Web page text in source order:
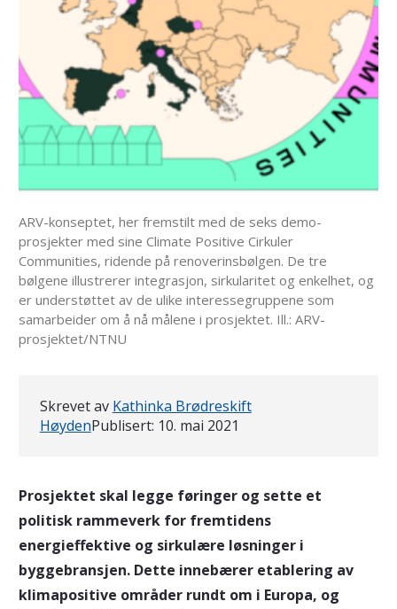
ARV-konseptet, her fremstilt med de seks demo-
prosjekter med sine Climate Positive Cirkuler
Communities, ridende på renoverinsbølgen. De tre
bølgene illustrerer integrasjon, sirkularitet og enkelhet, og
er understøttet av de ulike interessegruppene som
samarbeider om å nå målene i prosjektet. Ill.: ARV-
prosjektet/NTNU
Skrevet av Kathinka Brødreskift
HøydenPublisert: 10. mai 2021
Prosjektet skal legge føringer og sette et
politisk rammeverk for fremtidens
energieffektive og sirkulære løsninger i
byggebransjen. Dette innebærer etablering av
klimapositive områder rundt om i Europa, og